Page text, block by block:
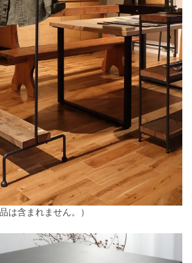
は含まれません。）